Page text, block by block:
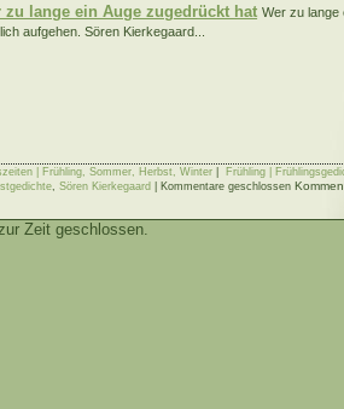
zu lange ein Auge zugedrückt hat Wer zu lange
aufgehen. Sören Kierkegaard...
| Frühling, Sommer, Herbst, Winter Frühling |
Sören Kierkegaard Kommentare geschlossen
Zeit geschlossen.